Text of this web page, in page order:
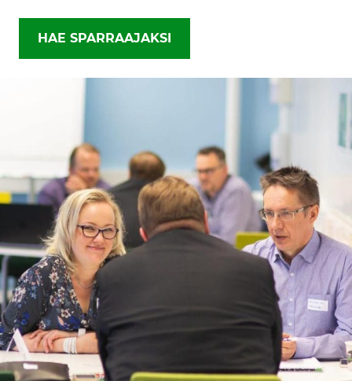
HAE SPARRAAJAKSI